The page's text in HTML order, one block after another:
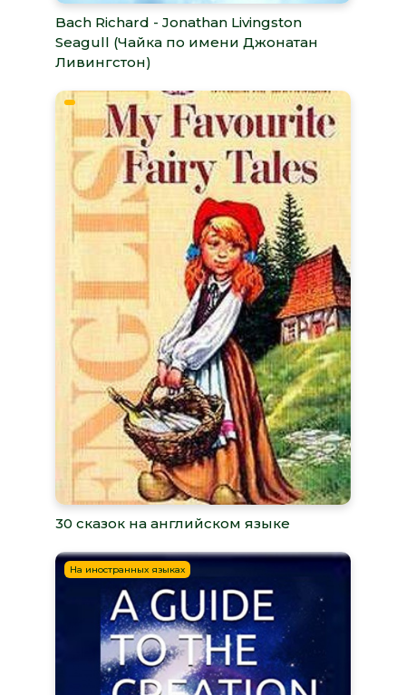
Bach Richard - Jonathan Livingston
Seagull (Чайка по имени Джонатан
Ливингстон)
30 сказок на английском языке
На иностранных языках